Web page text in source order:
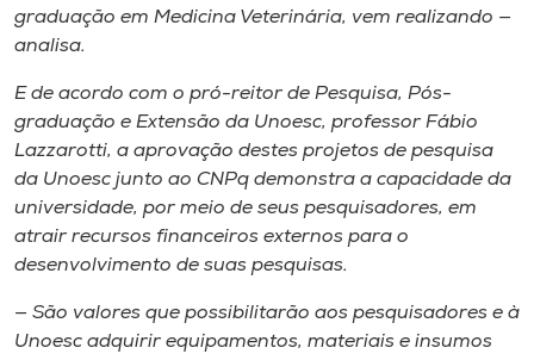
graduação em Medicina Veterinária, vem realizando —
analisa.
E de acordo com o pró-reitor de Pesquisa, Pós-
graduação e Extensão da Unoesc, professor Fábio
Lazzarotti, a aprovação destes projetos de pesquisa
da Unoesc junto ao CNPq demonstra a capacidade da
universidade, por meio de seus pesquisadores, em
atrair recursos financeiros externos para o
desenvolvimento de suas pesquisas.
— São valores que possibilitarão aos pesquisadores e à
Unoesc adquirir equipamentos, materiais e insumos